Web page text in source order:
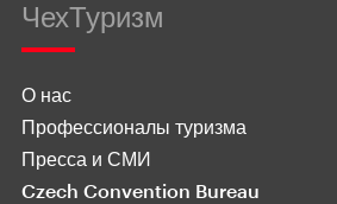
ЧехТуризм
О нас
Профессионалы туризма
Пресса и СМИ
Czech Convention Bureau